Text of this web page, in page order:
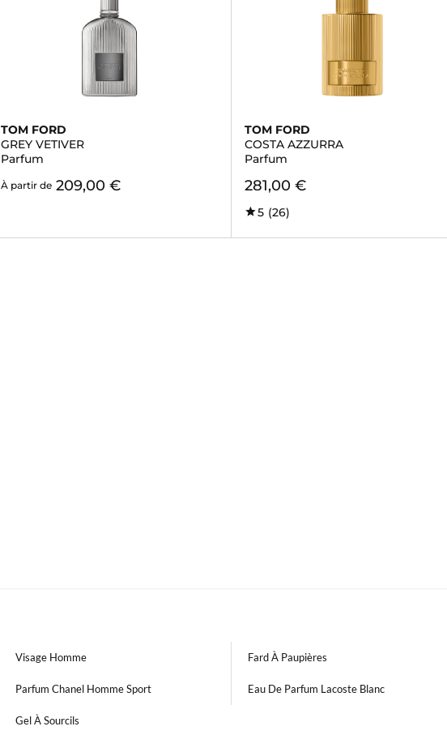
TOM FORD
GREY VETIVER
Parfum
À partir de 209,00 €
TOM FORD
COSTA AZZURRA
Parfum
281,00 €
5 (26)
Visage Homme Fard À Paupières
Parfum Chanel Homme Sport Eau De Parfum Lacoste Blanc
Gel À Sourcils